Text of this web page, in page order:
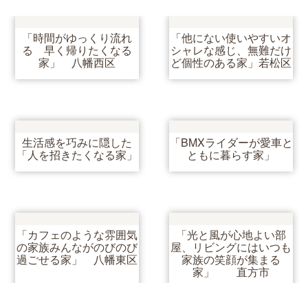
「時間がゆっくり流れ
る 早く帰りたくなる
家」 八幡西区
「他にない使いやすいオ
シャレな感じ、無難だけ
ど個性のある家」若松区
生活感を巧みに隠した
「人を招きたくなる家」
「BMXライダーが愛車と
ともに暮らす家」
「カフェのような雰囲気
の家族みんながのびのび
過ごせる家」 八幡東区
「光と風が心地よい部
屋、リビングにはいつも
家族の笑顔が集まる
家」 直方市